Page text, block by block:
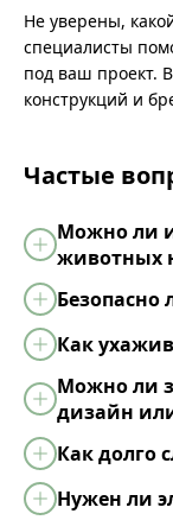
Не уверены,
специалисты
под ваш проект.
конструкций и
Частые
Можно ли
животных
Безопасно
Как
Можно ли
дизайн
Как долго
Нужен ли